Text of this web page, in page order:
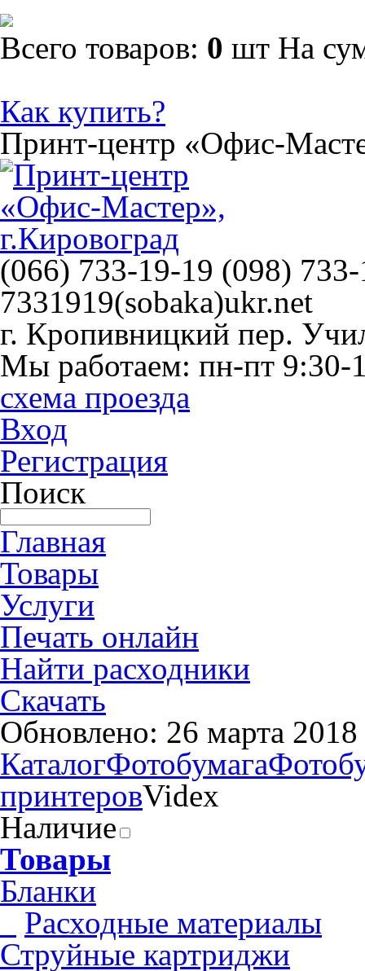
Всего товаров: 0 шт На
Как купить?
Принт-центр «Офис-
(066) 733-19-19 (098)
7331919(sobaka)ukr.net
г. Кропивницкий пер.
Мы работаем: пн-пт 9:30-
схема проезда
Вход
Регистрация
Поиск
Главная
Товары
Услуги
Печать онлайн
Найти расходники
Скачать
Обновлено: 26 марта 2018
КаталогФотобумага
принтеровVidex
Наличие
Товары
Бланки
Pасходные материалы
Струйные картриджи